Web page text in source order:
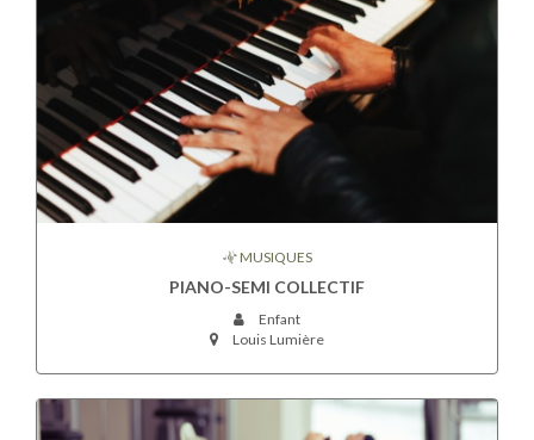
MUSIQUES
PIANO-SEMI COLLECTIF
Enfant
Louis Lumière